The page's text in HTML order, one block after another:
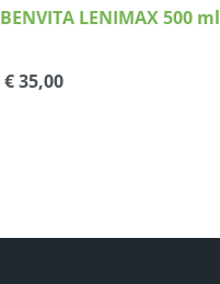
BENVITA LENIMAX 500 ml
€ 35,00